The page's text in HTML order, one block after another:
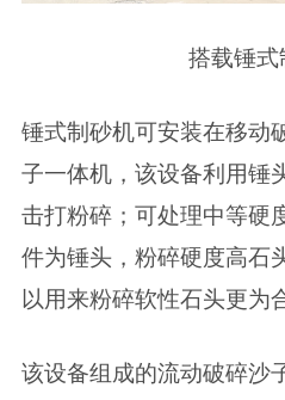
搭载锤式
锤式制砂机可安装在移动
子一体机，该设备利用锤
击打粉碎；可处理中等硬
件为锤头，粉碎硬度高石
以用来粉碎软性石头更为
该设备组成的流动破碎沙